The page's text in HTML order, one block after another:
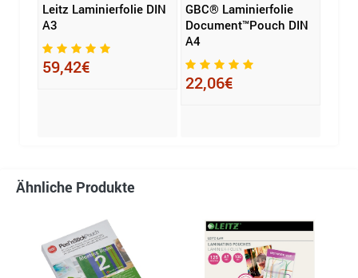
Leitz Laminierfolie DIN
A3
59,42€
GBC® Laminierfolie
Document™Pouch DIN
A4
22,06€
Ähnliche Produkte